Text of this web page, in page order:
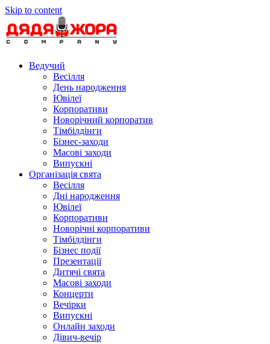
Skip to content
Ведучий
Весілля
День народження
Ювілеї
Корпоративи
Новорічний корпоратив
Тімбілдінги
Бізнес-заходи
Масові заходи
Випускні
Організація свята
Весілля
Дні народження
Ювілеї
Корпоративи
Новорічні корпоративи
Тімбілдінги
Бізнес події
Презентації
Дитячі свята
Масові заходи
Концерти
Вечірки
Випускні
Онлайн заходи
Дівич-вечір